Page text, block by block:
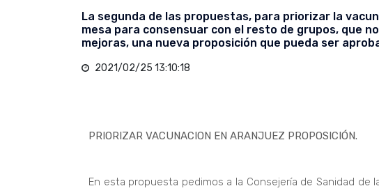
La segunda de las propuestas, para priorizar la
mesa para consensuar con el resto de grupos, que
mejoras, una nueva proposición que pueda ser
2021/02/25 13:10:18
PRIORIZAR VACUNACION EN ARANJUEZ PROPOSICIÓN.
En esta propuesta pedimos a la Consejería de Sanidad de